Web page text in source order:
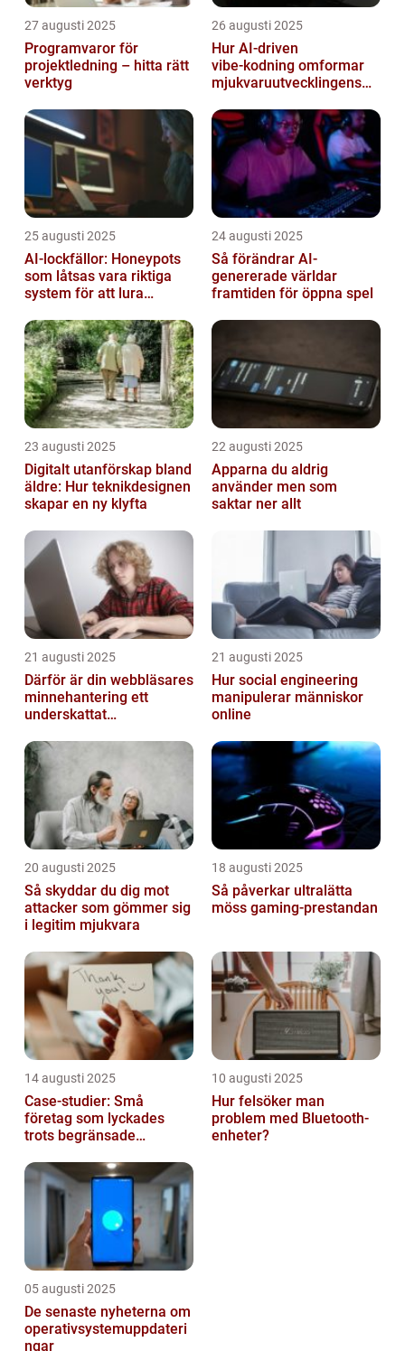
27 augusti 2025
Programvaror för
projektledning – hitta rätt
verktyg
26 augusti 2025
Hur AI‑driven
vibe‑kodning omformar
mjukvaruutvecklingens
25 augusti 2025
AI-lockfällor: Honeypots
som låtsas vara riktiga
system för att lura
24 augusti 2025
Så förändrar AI-
genererade världar
framtiden för öppna spel
23 augusti 2025
Digitalt utanförskap bland
äldre: Hur teknikdesignen
skapar en ny klyfta
22 augusti 2025
Apparna du aldrig
använder men som
saktar ner allt
21 augusti 2025
Därför är din webbläsares
minnehantering ett
underskattat
21 augusti 2025
Hur social engineering
manipulerar människor
online
20 augusti 2025
Så skyddar du dig mot
attacker som gömmer sig
i legitim mjukvara
18 augusti 2025
Så påverkar ultralätta
möss gaming-prestandan
14 augusti 2025
Case-studier: Små
företag som lyckades
trots begränsade
10 augusti 2025
Hur felsöker man
problem med Bluetooth-
enheter?
05 augusti 2025
De senaste nyheterna om
operativsystemuppdateri
ngar